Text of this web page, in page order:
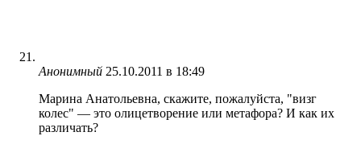
Анонимный 25.10.2011 в 18:49
Марина Анатольевна, скажите, пожалуйста, "визг
колес" — это олицетворение или метафора? И как их
различать?